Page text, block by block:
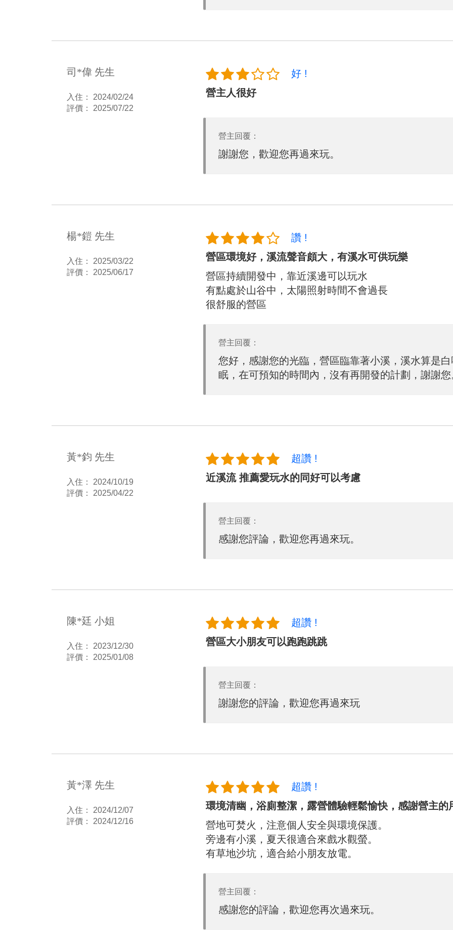
司*偉 先生
入住： 2024/02/24
評價： 2025/07/22
好 !
營主人很好
營主回覆：
謝謝您，歡迎您再過來玩。
楊*鎧 先生
入住： 2025/03/22
評價： 2025/06/17
讚 !
營區環境好，溪流聲音頗大，有溪水可供玩樂
營區持續開發中，靠近溪邊可以玩水
有點處於山谷中，太陽照射時間不會過長
很舒服的營區
營主回覆：
您好，感謝您的光臨，營區臨靠著小溪，溪水算是
眠，在可預知的時間內，沒有再開發的計劃，謝謝您
黃*鈞 先生
入住： 2024/10/19
評價： 2025/04/22
超讚 !
近溪流 推薦愛玩水的同好可以考慮
營主回覆：
感謝您評論，歡迎您再過來玩。
陳*廷 小姐
入住： 2023/12/30
評價： 2025/01/08
超讚 !
營區大小朋友可以跑跑跳跳
營主回覆：
謝謝您的評論，歡迎您再過來玩
黃*澤 先生
入住： 2024/12/07
評價： 2024/12/16
超讚 !
環境清幽，浴廁整潔，露營體驗輕鬆愉快，感謝營主的
營地可焚火，注意個人安全與環境保護。
旁邊有小溪，夏天很適合來戲水觀螢。
有草地沙坑，適合給小朋友放電。
營主回覆：
感謝您的評論，歡迎您再次過來玩。